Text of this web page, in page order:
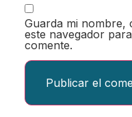
Guarda mi
este navegador
comente.